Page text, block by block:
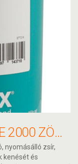
MOTOREX BIKE GREASE 2000 ZÖLD ZSÍR 850G
nyomásálló zsír,
kenését és